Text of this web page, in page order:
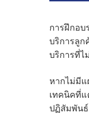
การฝึกอ
บริการลูก
บริการที่ไ
หากไม่มี
เทคนิคที่
ปฏิสัมพัน